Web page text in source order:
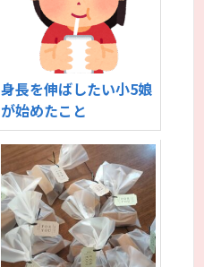
身長を伸ばしたい小5娘
が始めたこと